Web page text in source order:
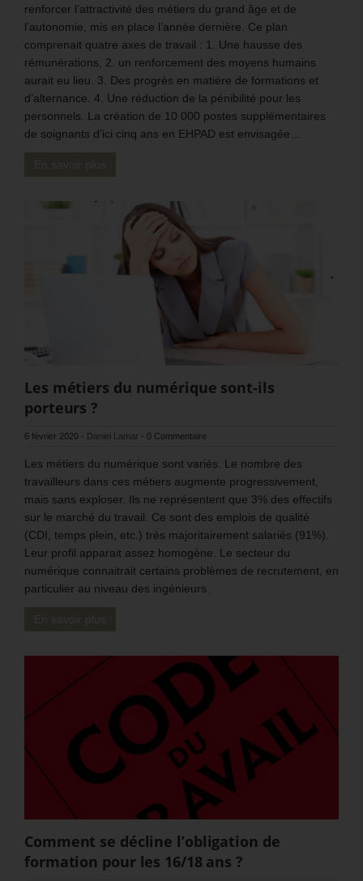
renforcer l’attractivité des métiers du grand âge et de
l’autonomie, mis en place l’année dernière. Ce plan
comprenait quatre axes de travail : 1. Une hausse des
rémunérations, 2. un renforcement des moyens humains
aurait eu lieu. 3. Des progrès en matière de formations et
d’alternance. 4. Une réduction de la pénibilité pour les
personnels. La création de 10 000 postes supplémentaires
de soignants d’ici cinq ans en EHPAD est envisagée…
Les métiers du numérique sont-ils
porteurs ?
6 février 2020 - Daniel Lamar - 0 Commentaire
Les métiers du numérique sont variés. Le nombre des
travailleurs dans ces métiers augmente progressivement,
mais sans exploser. Ils ne représentent que 3% des effectifs
sur le marché du travail. Ce sont des emplois de qualité
(CDI, temps plein, etc.) très majoritairement salariés (91%).
Leur profil apparait assez homogène. Le secteur du
numérique connaitrait certains problèmes de recrutement, en
particulier au niveau des ingénieurs.
Comment se décline l’obligation de
formation pour les 16/18 ans ?